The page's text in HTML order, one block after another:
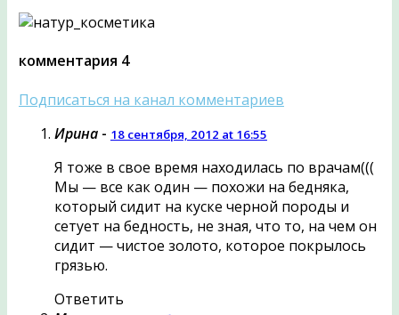
комментария 4
Подписаться на канал комментариев
Ирина - 18 сентября, 2012 at 16:55
Я тоже в свое время находилась по врачам(((
Мы — все как один — похожи на бедняка,
который сидит на куске черной породы и
сетует на бедность, не зная, что то, на чем он
сидит — чистое золото, которое покрылось
грязью.
Ответить